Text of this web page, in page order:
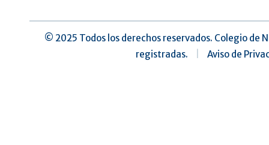
©️ 2025 Todos los derechos reservados. Colegio
registradas.
Aviso de